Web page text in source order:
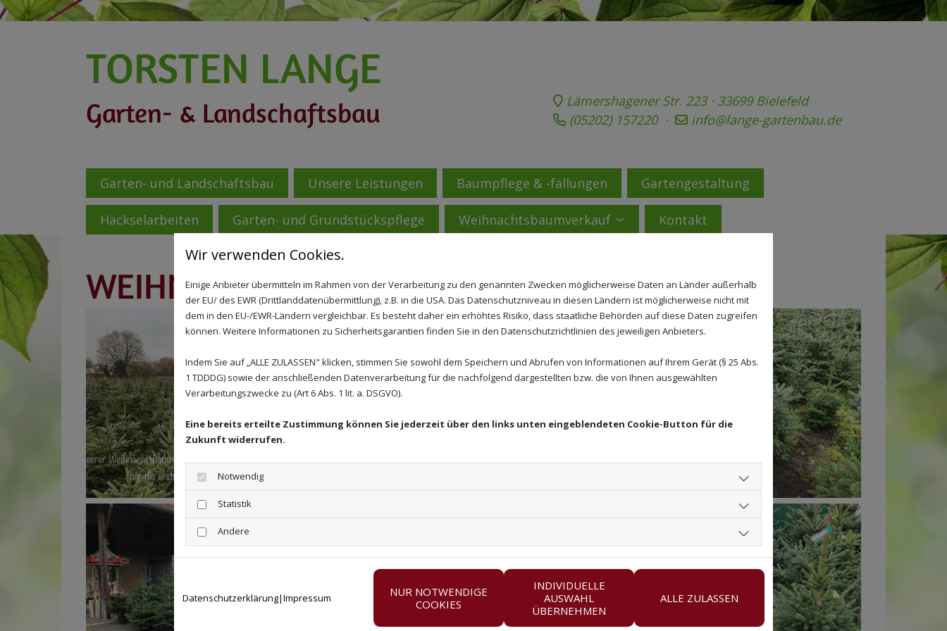
TORSTEN LANGE
Garten- & Landschaftsbau
Lämershagener Str. 223 · 33699 Bielefeld
(05202) 157220 ·
info@lange-gartenbau.de
Garten- und Landschaftsbau Unsere Leistungen Baumpflege & -fällungen Gartengestaltung
Häckselarbeiten Garten- und Grundstückspflege Weihnachtsbaumverkauf Kontakt
WEIHNACHTSBÄUME
Wir verwenden Cookies.
Einige Anbieter übermitteln im Rahmen von der Verarbeitung zu den genannten Zwecken möglicherweise Daten an Länder außerhalb
der EU/ des EWR (Drittlanddatenübermittlung), z.B. in die USA. Das Datenschutzniveau in diesen Ländern ist möglicherweise nicht mit
dem in den EU-/EWR-Ländern vergleichbar. Es besteht daher ein erhöhtes Risiko, dass staatliche Behörden auf diese Daten zugreifen
können. Weitere Informationen zu Sicherheitsgarantien finden Sie in den Datenschutzrichtlinien des jeweiligen Anbieters.
Indem Sie auf „ALLE ZULASSEN" klicken, stimmen Sie sowohl dem Speichern und Abrufen von Informationen auf Ihrem Gerät (§ 25 Abs.
1 TDDDG) sowie der anschließenden Datenverarbeitung für die nachfolgend dargestellten bzw. die von Ihnen ausgewählten
Verarbeitungszwecke zu (Art 6 Abs. 1 lit. a. DSGVO).
Eine bereits erteilte Zustimmung können Sie jederzeit über den links unten eingeblendeten Cookie-Button für die
Zukunft widerrufen.
Notwendig
Statistik
Andere
Datenschutzerklärung|Impressum
NUR NOTWENDIGE
COOKIES
INDIVIDUELLE
AUSWAHL
ÜBERNEHMEN
ALLE ZULASSEN